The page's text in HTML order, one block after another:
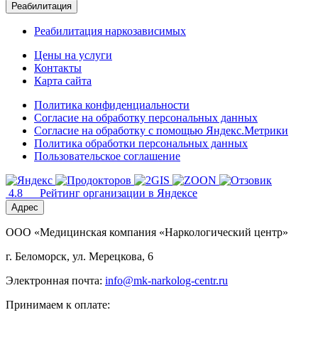
Реабилитация
Реабилитация наркозависимых
Цены на услуги
Контакты
Карта сайта
Политика конфиденциальности
Согласие на обработку персональных данных
Согласие на обработку с помощью Яндекс.Метрики
Политика обработки персональных данных
Пользовательское соглашение
4.8 Рейтинг организации в Яндексе
Адрес
ООО «Медицинская компания «Наркологический центр»
г. Беломорск, ул. Мерецкова, 6
Электронная почта: info@mk-narkolog-centr.ru
Принимаем к оплате: